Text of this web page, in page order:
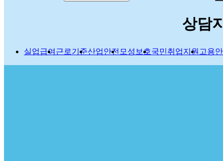
상담
실업급여 근로기준산업안전 모성보호국민취업지원 고용